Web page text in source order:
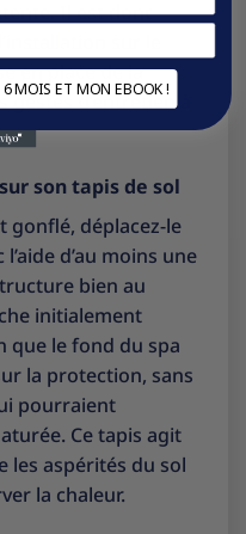
Il est donc
sur le
en place de la
d’entretien à
son tapis de sol
gonflé, déplacez-le
d’au moins une
bien au
initialement
que le fond du spa
la protection, sans
pourraient
Ce tapis agit
les aspérités du sol
la chaleur.
MOIS ET MON EBOOK !